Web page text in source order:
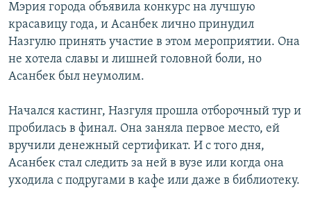
Мэрия города объявила конкурс на лучшую
красавицу года, и Асанбек лично принудил
Назгулю принять участие в этом мероприятии. Она
не хотела славы и лишней головной боли, но
Асанбек был неумолим.
Начался кастинг, Назгуля прошла отборочный тур и
пробилась в финал. Она заняла первое место, ей
вручили денежный сертификат. И с того дня,
Асанбек стал следить за ней в вузе или когда она
уходила с подругами в кафе или даже в библиотеку.